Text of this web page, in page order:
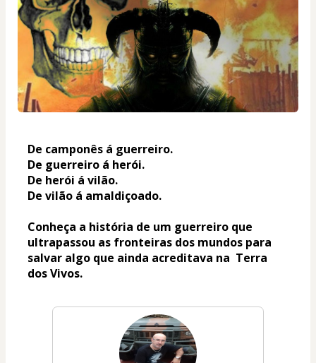
De camponês á guerreiro.
De guerreiro á herói.
De herói á vilão.
De vilão á amaldiçoado.
Conheça a história de um guerreiro que
ultrapassou as fronteiras dos mundos para
salvar algo que ainda acreditava na  Terra
dos Vivos.